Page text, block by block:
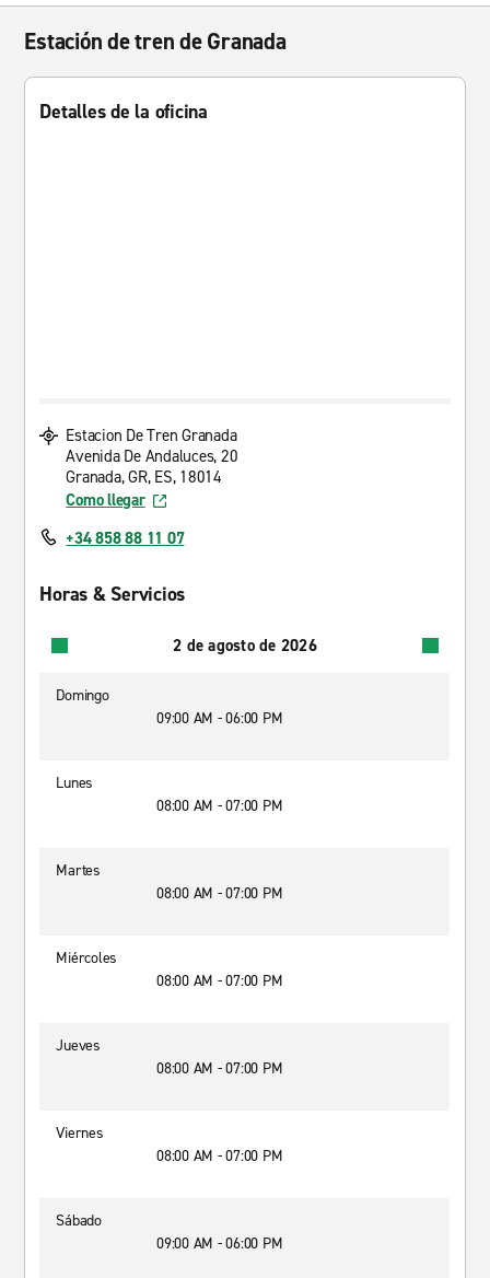
Estación de tren de Granada
Detalles de la oficina
Estacion De Tren Granada
Avenida De Andaluces, 20
Granada, GR, ES, 18014
Como llegar
+34 858 88 11 07
Horas & Servicios
2 de agosto de 2026
Domingo
09:00 AM - 06:00 PM
Lunes
08:00 AM - 07:00 PM
Martes
08:00 AM - 07:00 PM
Miércoles
08:00 AM - 07:00 PM
Jueves
08:00 AM - 07:00 PM
Viernes
08:00 AM - 07:00 PM
Sábado
09:00 AM - 06:00 PM